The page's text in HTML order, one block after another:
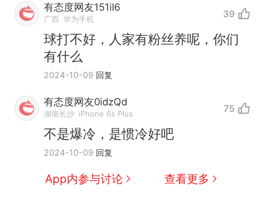
有态度网友151iI6
广西 华为手机 39
球打不好，人家有粉丝养呢，你们
有什么
2024-10-09 回复
有态度网友0idzQd
湖南长沙 iPhone 6s Plus 75
不是爆冷，是惯冷好吧
2024-10-09 回复
App内参与讨论 查看更多
因老师一句“跟我回家”改写了
人生
新 搬家报价570元，搬到楼下
交5060元才肯搬上楼！女子傻
眼了……
十多万人报名的考试，成绩全